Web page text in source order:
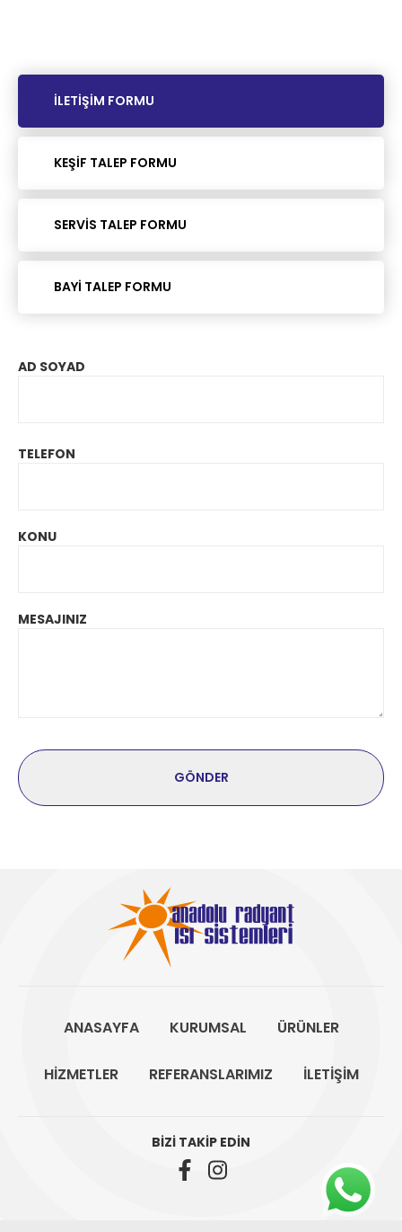
İLETİŞİM FORMU
KEŞİF TALEP FORMU
SERVİS TALEP FORMU
BAYİ TALEP FORMU
AD SOYAD
TELEFON
KONU
MESAJINIZ
GÖNDER
ANASAYFA KURUMSAL ÜRÜNLER
HİZMETLER REFERANSLARIMIZ İLETİŞİM
BİZİ TAKİP EDİN